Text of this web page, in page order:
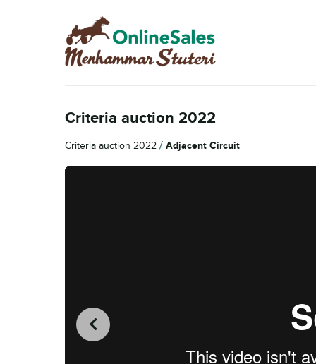
Skip
to
navigation
Skip
to
content
Criteria auction 2022
Criteria auction 2022 / Adjacent Circuit